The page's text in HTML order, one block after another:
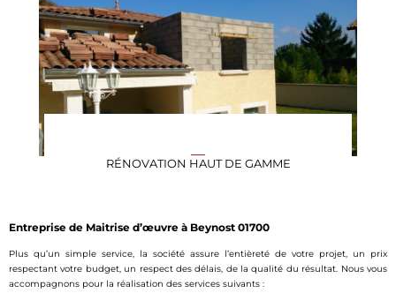
RÉNOVATION HAUT DE GAMME
Entreprise de Maitrise d’œuvre à Beynost 01700
Plus qu’un simple service, la société assure l’entièreté de votre projet, un prix
respectant votre budget, un respect des délais, de la qualité du résultat. Nous vous
accompagnons pour la réalisation des services suivants :